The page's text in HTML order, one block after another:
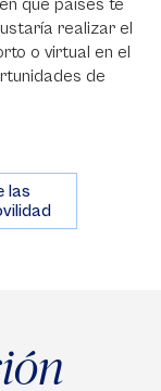
qué países te
realizar el
o virtual en el
de
las